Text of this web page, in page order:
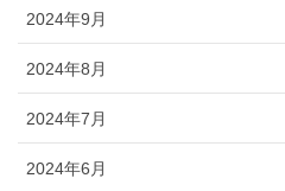
2024年9月
2024年8月
2024年7月
2024年6月